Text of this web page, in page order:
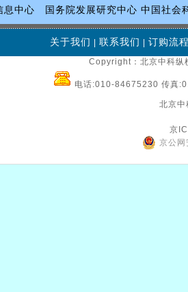
息中心 国务院发展研究中心 中国社会
关于我们 联系我们 订购流
Copyright：北京中科
电话:010-84675230 传真
北京中
京
京公